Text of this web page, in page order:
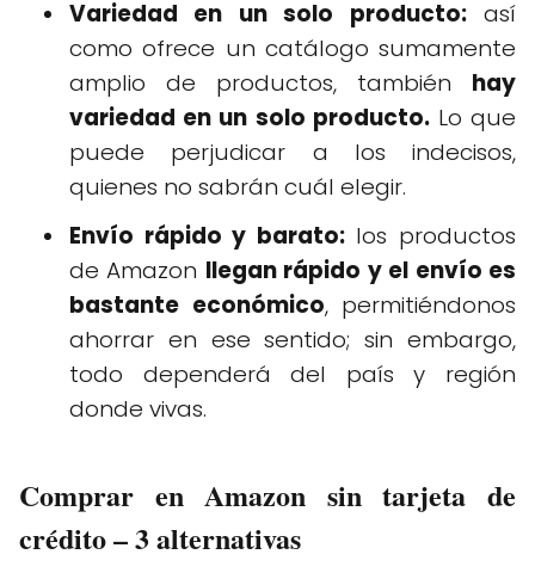
Variedad en un solo producto:así
como ofrece un catálogo sumamente
amplio de productos, también hay
variedad en un solo producto.Lo que
puede perjudicar a los indecisos,
quienes no sabrán cuál elegir.
Envío rápido y barato:los productos
de Amazon llegan rápido y el envío es
bastante económico, permitiéndonos
ahorrar en ese sentido; sin embargo,
todo dependerá del país y región
donde vivas.
Comprar en Amazon sin tarjeta de
crédito – 3 alternativas